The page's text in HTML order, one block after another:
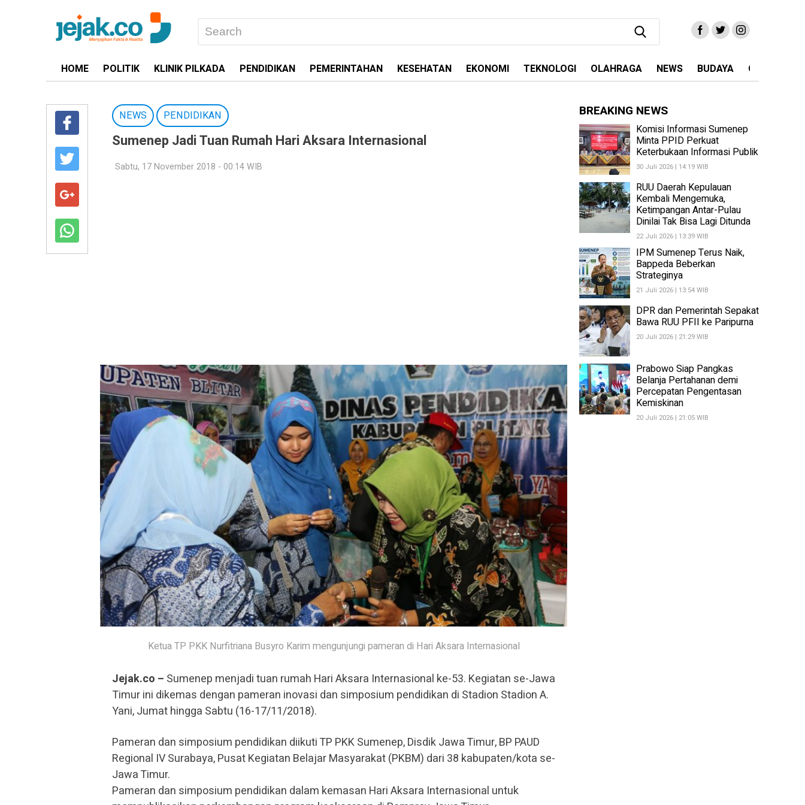
HOME POLITIK KLINIK PILKADA PENDIDIKAN PEMERINTAHAN KESEHATAN EKONOMI TEKNOLOGI OLAHRAGA NEWS BUDAYA OPINI
NEWS PENDIDIKAN
Sumenep Jadi Tuan Rumah Hari Aksara Internasional
Sabtu, 17 November 2018 - 00:14 WIB
Ketua TP PKK Nurfitriana Busyro Karim mengunjungi pameran di Hari Aksara Internasional
Jejak.co – Sumenep menjadi tuan rumah Hari Aksara Internasional ke-53. Kegiatan se-Jawa
Timur ini dikemas dengan pameran inovasi dan simposium pendidikan di Stadion Stadion A.
Yani, Jumat hingga Sabtu (16-17/11/2018).
Pameran dan simposium pendidikan diikuti TP PKK Sumenep, Disdik Jawa Timur, BP PAUD
Regional IV Surabaya, Pusat Kegiatan Belajar Masyarakat (PKBM) dari 38 kabupaten/kota se-
Jawa Timur.
Pameran dan simposium pendidikan dalam kemasan Hari Aksara Internasional untuk
BREAKING NEWS
Komisi Informasi Sumenep
Minta PPID Perkuat
Keterbukaan Informasi Publik
30 Juli 2026 | 14:19 WIB
RUU Daerah Kepulauan
Kembali Mengemuka,
Ketimpangan Antar-Pulau
Dinilai Tak Bisa Lagi Ditunda
22 Juli 2026 | 13:39 WIB
IPM Sumenep Terus Naik,
Bappeda Beberkan
Strateginya
21 Juli 2026 | 13:54 WIB
DPR dan Pemerintah Sepakat
Bawa RUU PFII ke Paripurna
20 Juli 2026 | 21:29 WIB
Prabowo Siap Pangkas
Belanja Pertahanan demi
Percepatan Pengentasan
Kemiskinan
20 Juli 2026 | 21:05 WIB